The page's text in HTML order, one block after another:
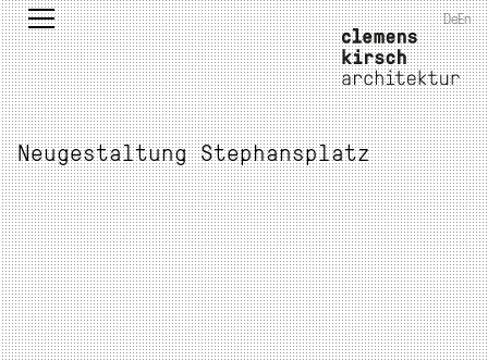
DeEn
Neugestaltung Stephansplatz